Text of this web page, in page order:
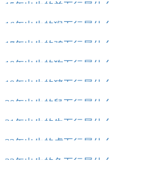
年出生的羊五行属什么
年出生的猴五行属什么
年出生的鸡五行属什么
年出生的狗五行属什么
年出生的猪五行属什么
年出生的鼠五行属什么
年出生的牛五行属什么
年出生的虎五行属什么
年出生的兔五行属什么